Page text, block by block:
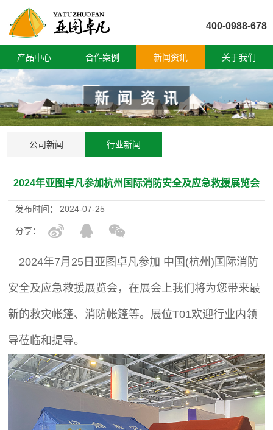
400-0988-678
产品中心 合作案例 新闻资讯 关于我们
公司新闻 行业新闻
2024年亚图卓凡参加杭州国际消防安全及应急救援展览会
发布时间： 2024-07-25
分享：
2024年7月25日亚图卓凡参加 中国(杭州)国际消防
安全及应急救援展览会， 在展会上我们将为您带来最
新的救灾帐篷、消防帐篷等。展位T01欢迎行业内领
导莅临和提导。